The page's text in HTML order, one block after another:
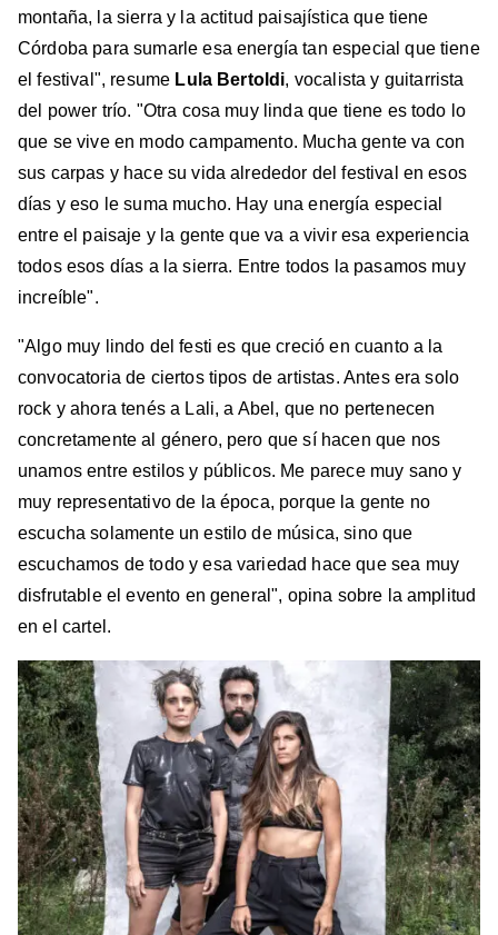
montaña, la sierra y la actitud paisajística que tiene
Córdoba para sumarle esa energía tan especial que tiene
el festival", resume Lula Bertoldi, vocalista y guitarrista
del power trío. "Otra cosa muy linda que tiene es todo lo
que se vive en modo campamento. Mucha gente va con
sus carpas y hace su vida alrededor del festival en esos
días y eso le suma mucho. Hay una energía especial
entre el paisaje y la gente que va a vivir esa experiencia
todos esos días a la sierra. Entre todos la pasamos muy
increíble".
"Algo muy lindo del festi es que creció en cuanto a la
convocatoria de ciertos tipos de artistas. Antes era solo
rock y ahora tenés a Lali, a Abel, que no pertenecen
concretamente al género, pero que sí hacen que nos
unamos entre estilos y públicos. Me parece muy sano y
muy representativo de la época, porque la gente no
escucha solamente un estilo de música, sino que
escuchamos de todo y esa variedad hace que sea muy
disfrutable el evento en general", opina sobre la amplitud
en el cartel.